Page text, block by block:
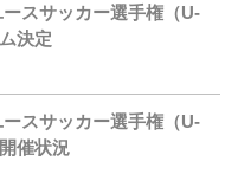
スサッカー選手権（U-
決定
スサッカー選手権（U-
催状況